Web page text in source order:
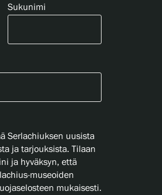
Sukunimi
Serlachiuksen uusista
ja tarjouksista. Tilaan
ja hyväksyn, että
museoiden
mukaisesti.